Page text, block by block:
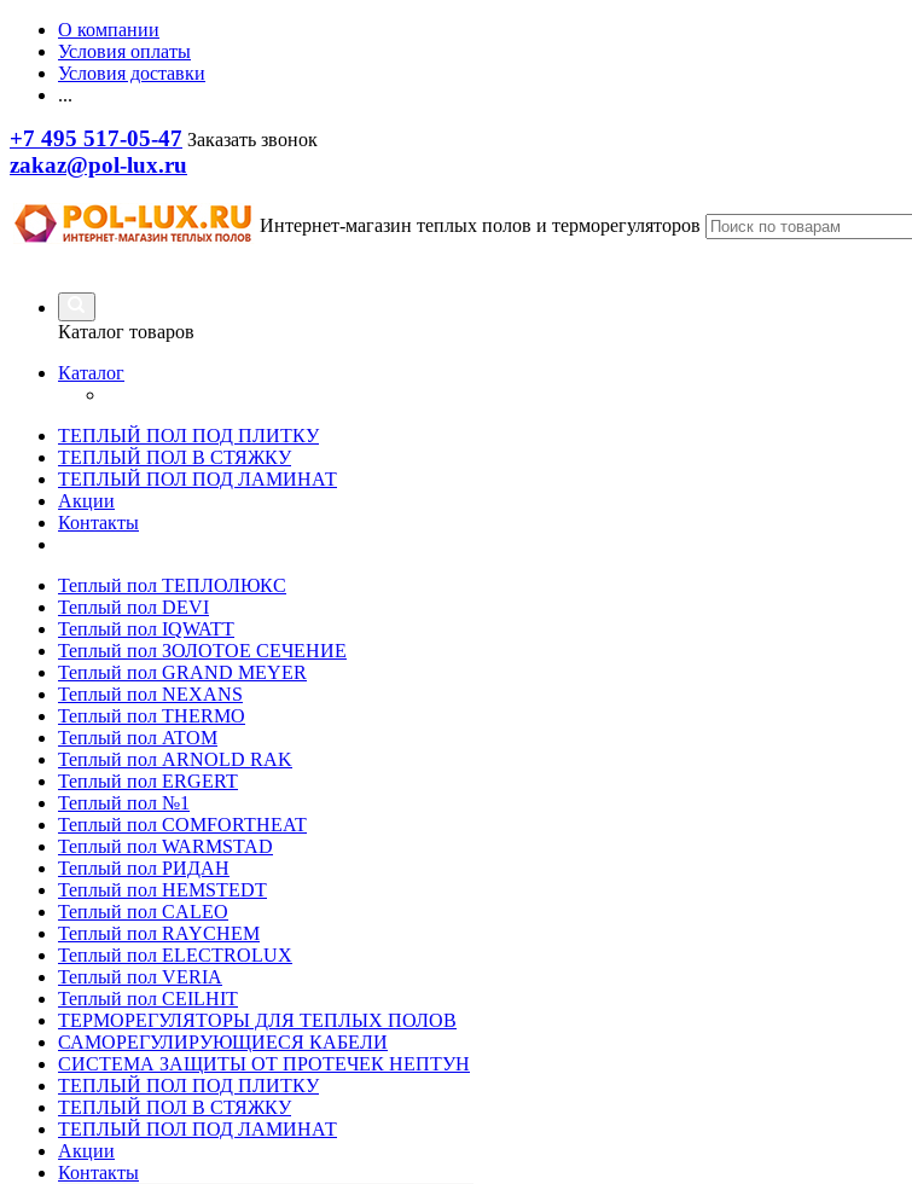
О компании
Условия оплаты
Условия доставки
...
+7 495 517-05-47 Заказать звонок
zakaz@pol-lux.ru
Интернет-магазин теплых полов и терморегуляторов
Каталог товаров
Каталог
ТЕПЛЫЙ ПОЛ ПОД ПЛИТКУ
ТЕПЛЫЙ ПОЛ В СТЯЖКУ
ТЕПЛЫЙ ПОЛ ПОД ЛАМИНАТ
Акции
Контакты
Теплый пол ТЕПЛОЛЮКС
Теплый пол DEVI
Теплый пол IQWATT
Теплый пол ЗОЛОТОЕ СЕЧЕНИЕ
Теплый пол GRAND MEYER
Теплый пол NEXANS
Теплый пол THERMO
Теплый пол ATOM
Теплый пол ARNOLD RAK
Теплый пол ERGERT
Теплый пол №1
Теплый пол COMFORTHEAT
Теплый пол WARMSTAD
Теплый пол РИДАН
Теплый пол HEMSTEDT
Теплый пол CALEO
Теплый пол RAYCHEM
Теплый пол ELECTROLUX
Теплый пол VERIA
Теплый пол CEILHIT
ТЕРМОРЕГУЛЯТОРЫ ДЛЯ ТЕПЛЫХ ПОЛОВ
САМОРЕГУЛИРУЮЩИЕСЯ КАБЕЛИ
СИСТЕМА ЗАЩИТЫ ОТ ПРОТЕЧЕК НЕПТУН
ТЕПЛЫЙ ПОЛ ПОД ПЛИТКУ
ТЕПЛЫЙ ПОЛ В СТЯЖКУ
ТЕПЛЫЙ ПОЛ ПОД ЛАМИНАТ
Акции
Контакты